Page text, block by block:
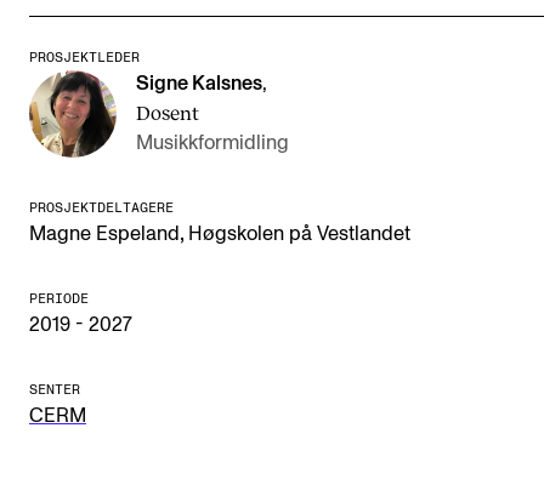
Finn ansatte
For ansatte og studenter
PROSJEKTLEDER
Signe Kalsnes,
Dosent
Musikkformidling
PROSJEKTDELTAGERE
Magne Espeland , Høgskolen på Vestlandet
PERIODE
2019 - 2027
SENTER
CERM